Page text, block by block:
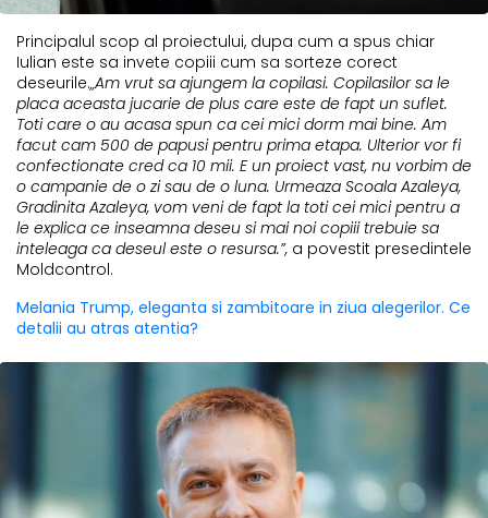
Principalul scop al proiectului, dupa cum a spus chiar
Iulian este sa invete copiii cum sa sorteze corect
deseurile.„Am vrut sa ajungem la copilasi. Copilasilor sa le
placa aceasta jucarie de plus care este de fapt un suflet.
Toti care o au acasa spun ca cei mici dorm mai bine. Am
facut cam 500 de papusi pentru prima etapa. Ulterior vor fi
confectionate cred ca 10 mii. E un proiect vast, nu vorbim de
o campanie de o zi sau de o luna. Urmeaza Scoala Azaleya,
Gradinita Azaleya, vom veni de fapt la toti cei mici pentru a
le explica ce inseamna deseu si mai noi copiii trebuie sa
inteleaga ca deseul este o resursa.”, a povestit presedintele
Moldcontrol.
Melania Trump, eleganta si zambitoare in ziua alegerilor. Ce
detalii au atras atentia?